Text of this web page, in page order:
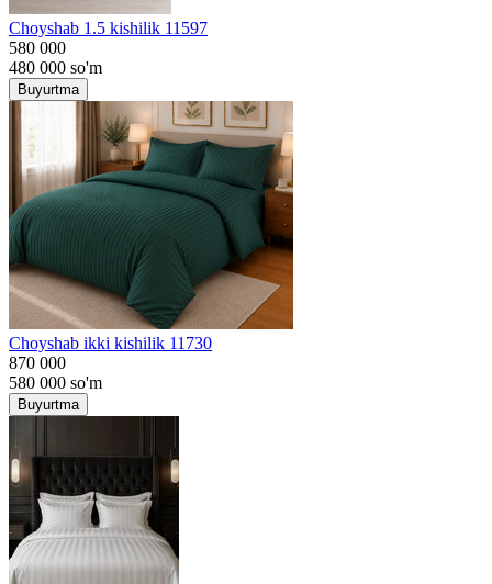
Choyshab 1.5 kishilik 11597
580 000
480 000 so'm
Buyurtma
Choyshab ikki kishilik 11730
870 000
580 000 so'm
Buyurtma